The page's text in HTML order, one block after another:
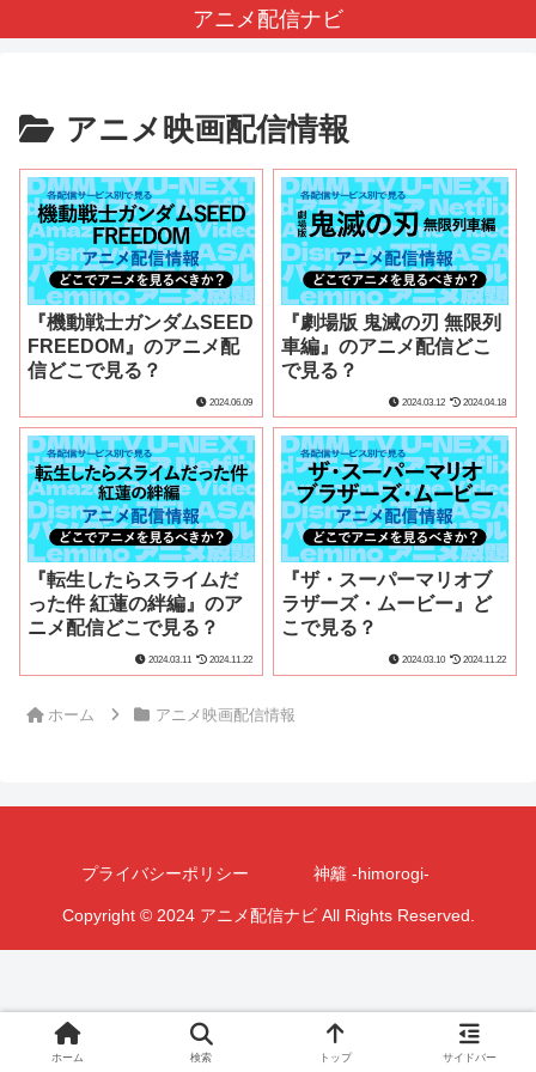
アニメ配信ナビ
アニメ映画配信情報
『機動戦士ガンダムSEED
FREEDOM』のアニメ配
信どこで見る？
2024.06.09
『劇場版 鬼滅の刃 無限列
車編』のアニメ配信どこ
で見る？
2024.03.12 2024.04.18
『転生したらスライムだ
った件 紅蓮の絆編』のア
ニメ配信どこで見る？
2024.03.11 2024.11.22
『ザ・スーパーマリオブ
ラザーズ・ムービー』ど
こで見る？
2024.03.10 2024.11.22
ホーム アニメ映画配信情報
プライバシーポリシー 神籬 -himorogi-
Copyright © 2024 アニメ配信ナビ All Rights Reserved.
ホーム 検索 トップ サイドバー